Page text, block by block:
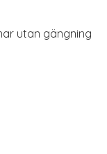
utan gängning